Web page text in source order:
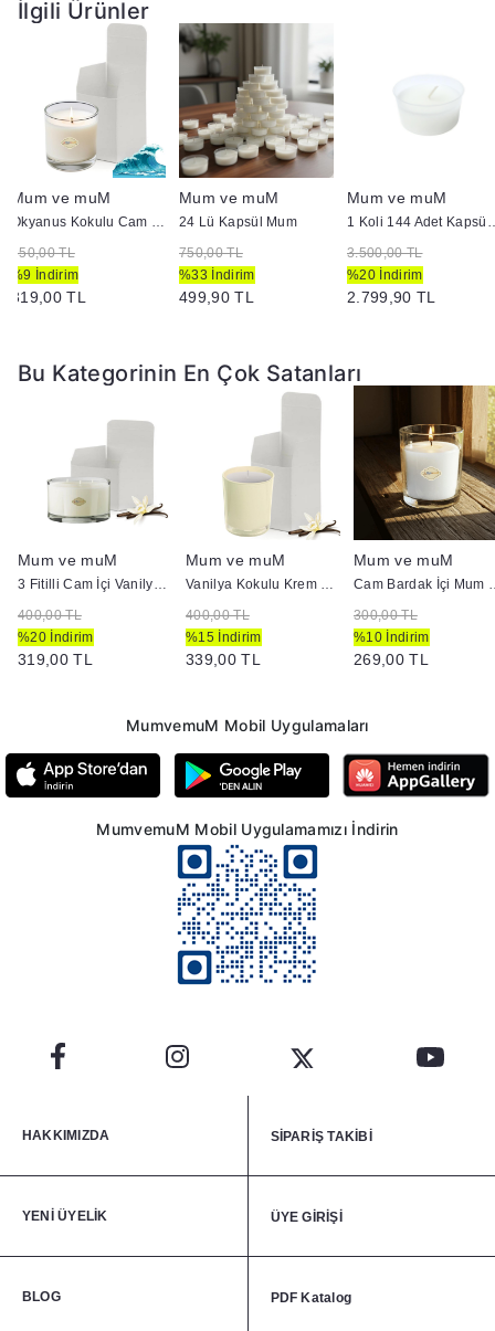
İlgili Ürünler
Mum ve muM
Okyanus Kokulu Cam Bardak İçi Mum
350,00 TL
%9 İndirim
319,00 TL
Mum ve muM
24 Lü Kapsül Mum
750,00 TL
%33 İndirim
499,90 TL
Mum ve muM
1 Koli 144
3.500,00 TL
%20 İndirim
2.799,90 TL
Bu Kategorinin En Çok Satanları
Mum ve muM
3 Fitilli Cam İçi Vanilya Kokulu Mum
400,00 TL
%20 İndirim
319,00 TL
Mum ve muM
Vanilya Kokulu Krem Bardak Mum
400,00 TL
%15 İndirim
339,00 TL
Mum ve muM
Cam
300,00 TL
%10 İndirim
269,00 TL
MumvemuM Mobil Uygulamaları
MumvemuM Mobil Uygulamamızı İndirin
HAKKIMIZDA SİPARİŞ TAKİBİ
YENİ ÜYELİK ÜYE GİRİŞİ
BLOG PDF Katalog